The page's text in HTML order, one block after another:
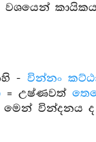
වශයෙන්
- වින්නං
= උෂ්ණවත්
මෙන් වින්දනය